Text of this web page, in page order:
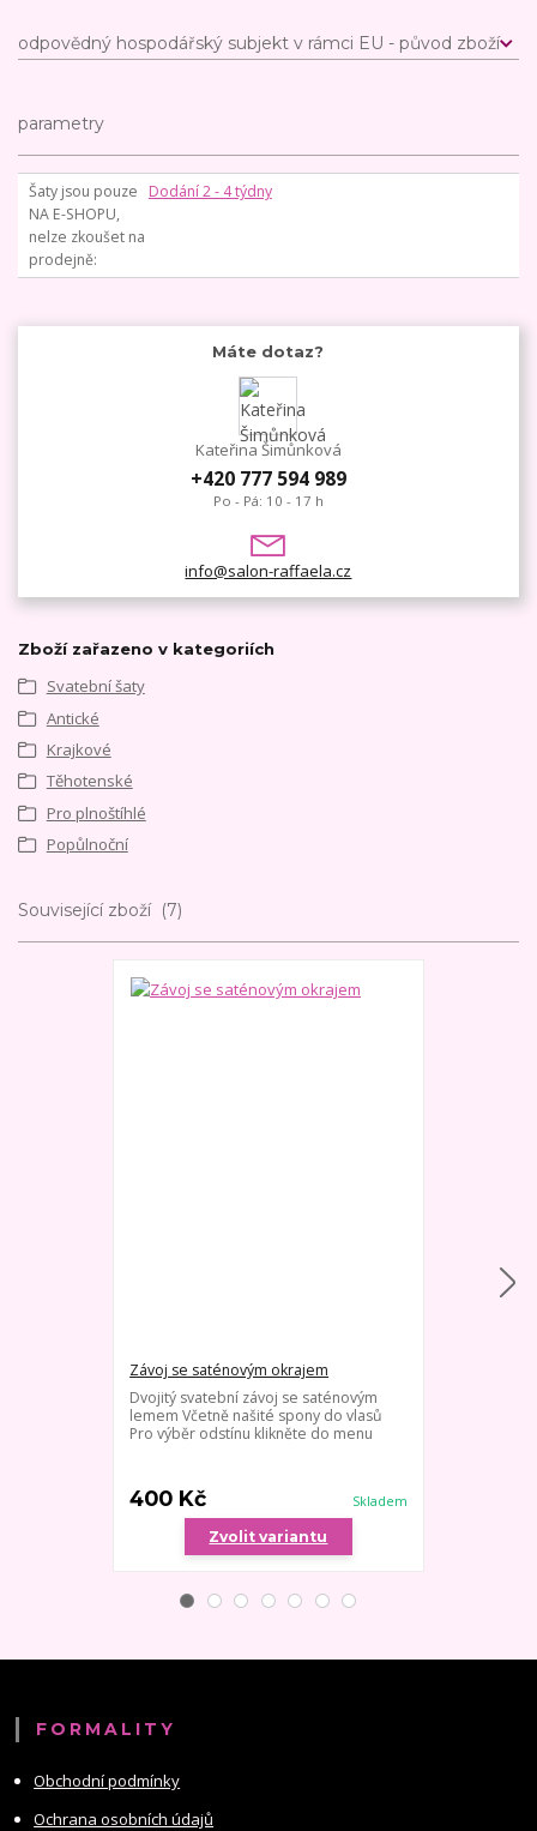
odpovědný hospodářský subjekt v rámci EU - původ zboží
parametry
Šaty jsou pouze
NA E-SHOPU,
nelze zkoušet na
prodejně
Dodání 2 - 4 týdny
Máte dotaz?
Kateřina Šimůnková
+420 777 594 989
Po - Pá: 10 - 17 h
info@salon-raffaela.cz
Zboží zařazeno v kategoriích
Svatební šaty
Antické
Krajkové
Těhotenské
Pro plnoštíhlé
Popůlnoční
Související zboží 7
Závoj se saténovým okrajem
Dvojitý svatební závoj se saténovým
lemem Včetně našité spony do vlasů
Pro výběr odstínu klikněte do menu
400 Kč Skladem
Zvolit variantu
FORMALITY
Obchodní podmínky
Ochrana osobních údajů